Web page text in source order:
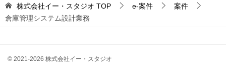
株式会社イー・スタジオ TOP e-案件
案件
倉庫管理システム設計業務
© 2021-2026 株式会社イー・スタジオ